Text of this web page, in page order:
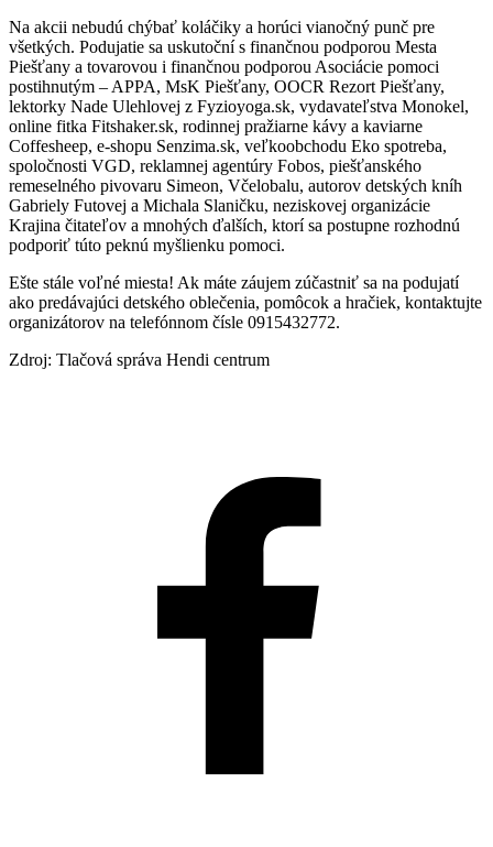
Na akcii nebudú chýbať koláčiky a horúci vianočný punč pre
všetkých. Podujatie sa uskutoční s finančnou podporou Mesta
Piešťany a tovarovou i finančnou podporou Asociácie pomoci
postihnutým – APPA, MsK Piešťany, OOCR Rezort Piešťany,
lektorky Nade Ulehlovej z Fyzioyoga.sk, vydavateľstva Monokel,
online fitka Fitshaker.sk, rodinnej pražiarne kávy a kaviarne
Coffesheep, e-shopu Senzima.sk, veľkoobchodu Eko spotreba,
spoločnosti VGD, reklamnej agentúry Fobos, piešťanského
remeselného pivovaru Simeon, Včelobalu, autorov detských kníh
Gabriely Futovej a Michala Slaničku, neziskovej organizácie
Krajina čitateľov a mnohých ďalších, ktorí sa postupne rozhodnú
podporiť túto peknú myšlienku pomoci.
Ešte stále voľné miesta! Ak máte záujem zúčastniť sa na podujatí
ako predávajúci detského oblečenia, pomôcok a hračiek, kontaktujte
organizátorov na telefónnom čísle 0915432772.
Zdroj: Tlačová správa Hendi centrum